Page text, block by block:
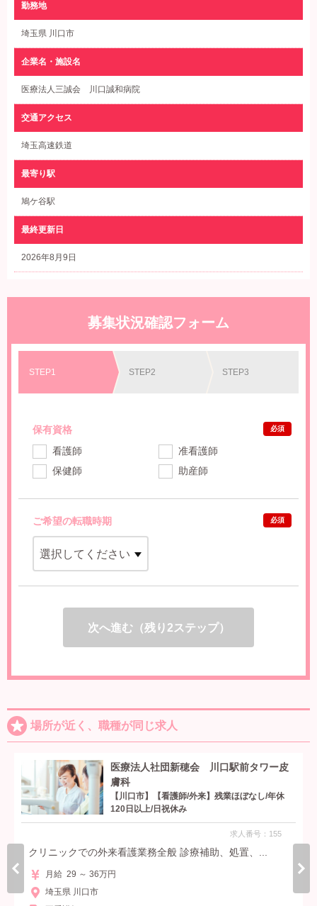
勤務地
埼玉県 川口市
企業名・施設名
医療法人三誠会 川口誠和病院
交通アクセス
埼玉高速鉄道
最寄り駅
鳩ケ谷駅
最終更新日
2026年8月9日
募集状況確認フォーム
STEP1 STEP2 STEP3
保有資格 必須
看護師
准看護師
保健師
助産師
ご希望の転職時期 必須
次へ進む（残り2ステップ）
場所が近く、職種が同じ求人
医療法人社団新穂会 川口駅前タワー皮
膚科
【川口市】【看護師/外来】残業ほぼなし/年休
120日以上/日祝休み
求人番号：155
クリニックでの外来看護業務全般 診療補助、処置、...
月給 29 ～ 36万円
埼玉県 川口市